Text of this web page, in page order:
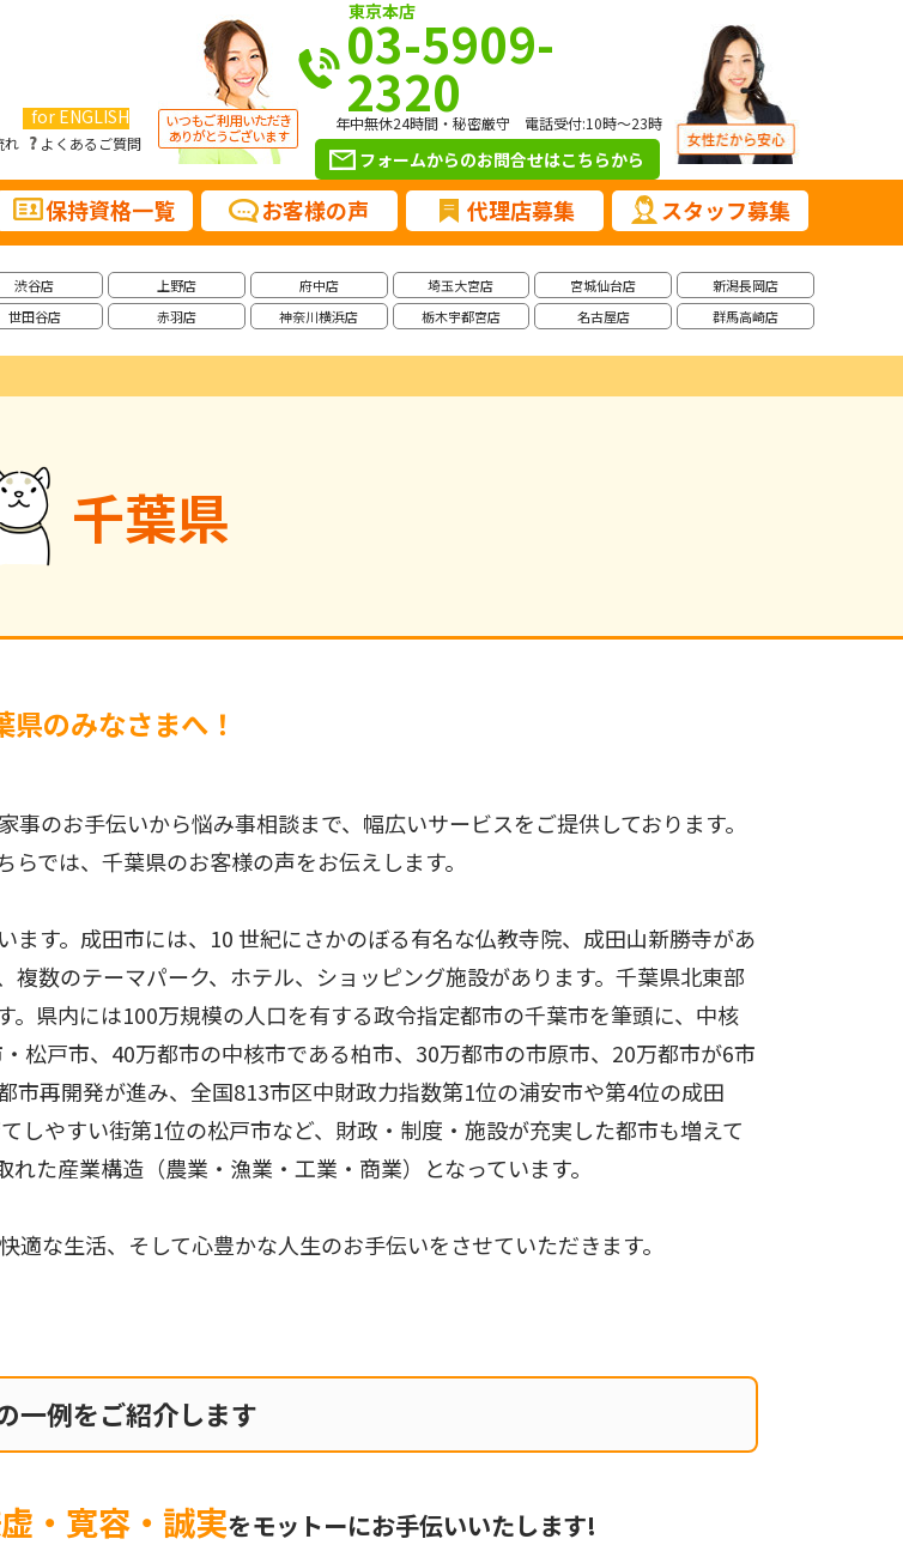
for ENGLISH
れ よくあるご質問
東京本店
03-5909-
2320
年中無休24時間・秘密厳守 電話受付:10時～23時
フォームからのお問合せはこちらから
保持資格一覧 お客様の声 代理店募集 スタッフ募集
渋谷店
世田谷店
上野店
赤羽店
府中店
神奈川横浜店
埼玉大宮店
栃木宇都宮店
宮城仙台店
名古屋店
新潟長岡店
群馬高崎店
千葉県
県のみなさまへ！
のお手伝いから悩み事相談まで、幅広いサービスをご提供しております。
では、千葉県のお客様の声をお伝えします。
す。成田市には、10 世紀にさかのぼる有名な仏教寺院、成田山新勝寺があ
数のテーマパーク、ホテル、ショッピング施設があります。千葉県北東部
県内には100万規模の人口を有する政令指定都市の千葉市を筆頭に、中核
松戸市、40万都市の中核市である柏市、30万都市の市原市、20万都市が6市
市再開発が進み、全国813市区中財政力指数第1位の浦安市や第4位の成田
しやすい街第1位の松戸市など、財政・制度・施設が充実した都市も増えて
た産業構造（農業・漁業・工業・商業）となっています。
な生活、そして心豊かな人生のお手伝いをさせていただきます。
一例をご紹介します
・寛容・誠実をモットーにお手伝いいたします!